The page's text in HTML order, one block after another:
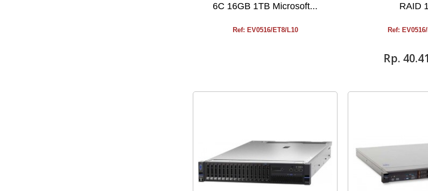
6C 16GB 1TB Microsoft...
Ref: EV0516/ET8/L10
RAID
Ref:
Rp‎.